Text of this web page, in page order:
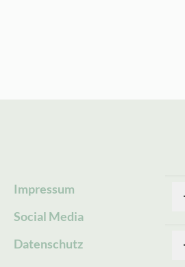
Impressum
Social Media
Datenschutz